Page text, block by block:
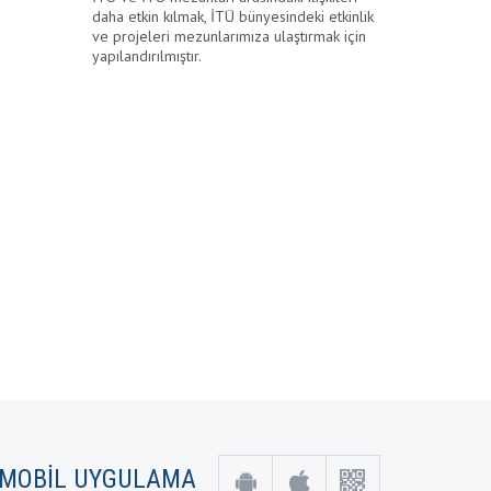
daha etkin kılmak, İTÜ bünyesindeki etkinlik
ve projeleri mezunlarımıza ulaştırmak için
yapılandırılmıştır.
UYGULAMA